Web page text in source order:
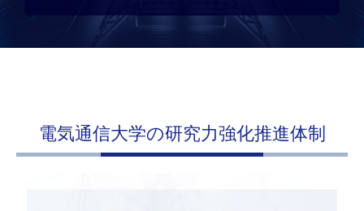
電気通信大学の研究力強化推進体制